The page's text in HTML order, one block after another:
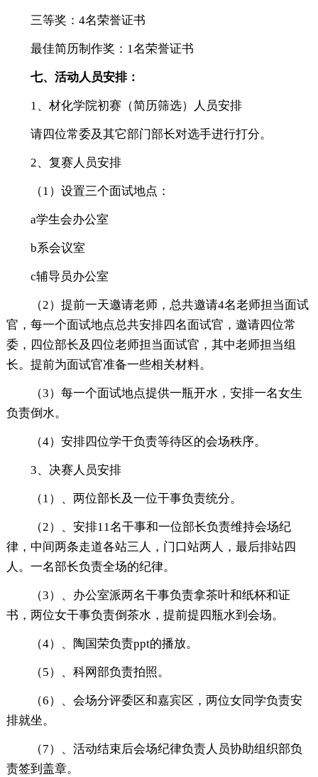
三等奖：4名荣誉证书
最佳简历制作奖：1名荣誉证书
七、活动人员安排：
1、材化学院初赛（简历筛选）人员安排
请四位常委及其它部门部长对选手进行打分。
2、复赛人员安排
（1）设置三个面试地点：
a学生会办公室
b系会议室
c辅导员办公室
（2）提前一天邀请老师，总共邀请4名老师担当面试
官，每一个面试地点总共安排四名面试官，邀请四位常
委，四位部长及四位老师担当面试官，其中老师担当组
长。提前为面试官准备一些相关材料。
（3）每一个面试地点提供一瓶开水，安排一名女生
负责倒水。
（4）安排四位学干负责等待区的会场秩序。
3、决赛人员安排
（1）、两位部长及一位干事负责统分。
（2）、安排11名干事和一位部长负责维持会场纪
律，中间两条走道各站三人，门口站两人，最后排站四
人。一名部长负责全场的纪律。
（3）、办公室派两名干事负责拿茶叶和纸杯和证
书，两位女干事负责倒茶水，提前提四瓶水到会场。
（4）、陶国荣负责ppt的播放。
（5）、科网部负责拍照。
（6）、会场分评委区和嘉宾区，两位女同学负责安
排就坐。
（7）、活动结束后会场纪律负责人员协助组织部负
责签到盖章。